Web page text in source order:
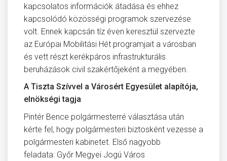
kapcsolatos információk átadása és ehhez
kapcsolódó közösségi programok szervezése
volt. Ennek kapcsán tíz éven keresztül szervezte
az Európai Mobilitási Hét programjait a városban
és vett részt kerékpáros infrastrukturális
beruházások civil szakértőjeként a megyében.
A Tiszta Szívvel a Városért Egyesület alapítója,
elnökségi tagja
Pintér Bence polgármesterré választása után
kérte fel, hogy polgármesteri biztosként vezesse a
polgármesteri kabinetet. Első nagyobb
feladata: Győr Megyei Jogú Város